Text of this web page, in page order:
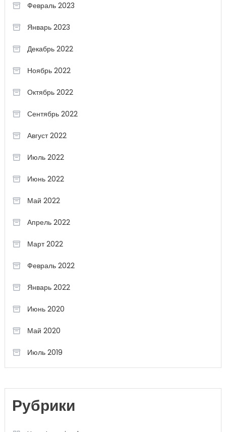
Февраль 2023
Январь 2023
Декабрь 2022
Ноябрь 2022
Октябрь 2022
Сентябрь 2022
Август 2022
Июль 2022
Июнь 2022
Май 2022
Апрель 2022
Март 2022
Февраль 2022
Январь 2022
Июнь 2020
Май 2020
Июль 2019
Рубрики